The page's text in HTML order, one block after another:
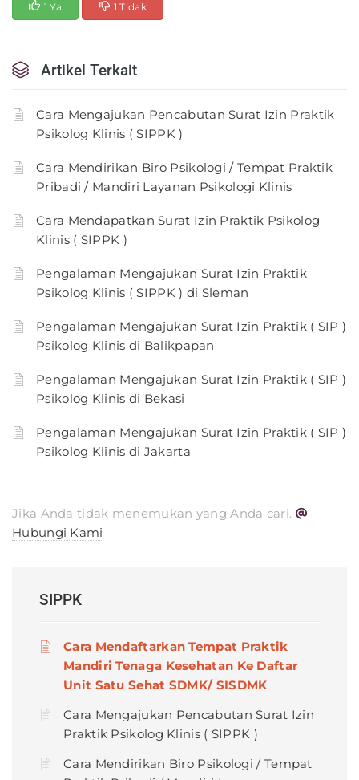
1 Ya 1 Tidak
Artikel Terkait
Cara Mengajukan Pencabutan Surat Izin Praktik
Psikolog Klinis ( SIPPK )
Cara Mendirikan Biro Psikologi / Tempat Praktik
Pribadi / Mandiri Layanan Psikologi Klinis
Cara Mendapatkan Surat Izin Praktik Psikolog
Klinis ( SIPPK )
Pengalaman Mengajukan Surat Izin Praktik
Psikolog Klinis ( SIPPK ) di Sleman
Pengalaman Mengajukan Surat Izin Praktik ( SIP )
Psikolog Klinis di Balikpapan
Pengalaman Mengajukan Surat Izin Praktik ( SIP )
Psikolog Klinis di Bekasi
Pengalaman Mengajukan Surat Izin Praktik ( SIP )
Psikolog Klinis di Jakarta
Jika Anda tidak menemukan yang Anda cari.
Hubungi Kami
SIPPK
Cara Mendaftarkan Tempat Praktik
Mandiri Tenaga Kesehatan Ke Daftar
Unit Satu Sehat SDMK/ SISDMK
Cara Mengajukan Pencabutan Surat Izin
Praktik Psikolog Klinis ( SIPPK )
Cara Mendirikan Biro Psikologi / Tempat